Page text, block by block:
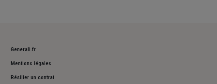
Generali.fr
Mentions légales
Résilier un contrat